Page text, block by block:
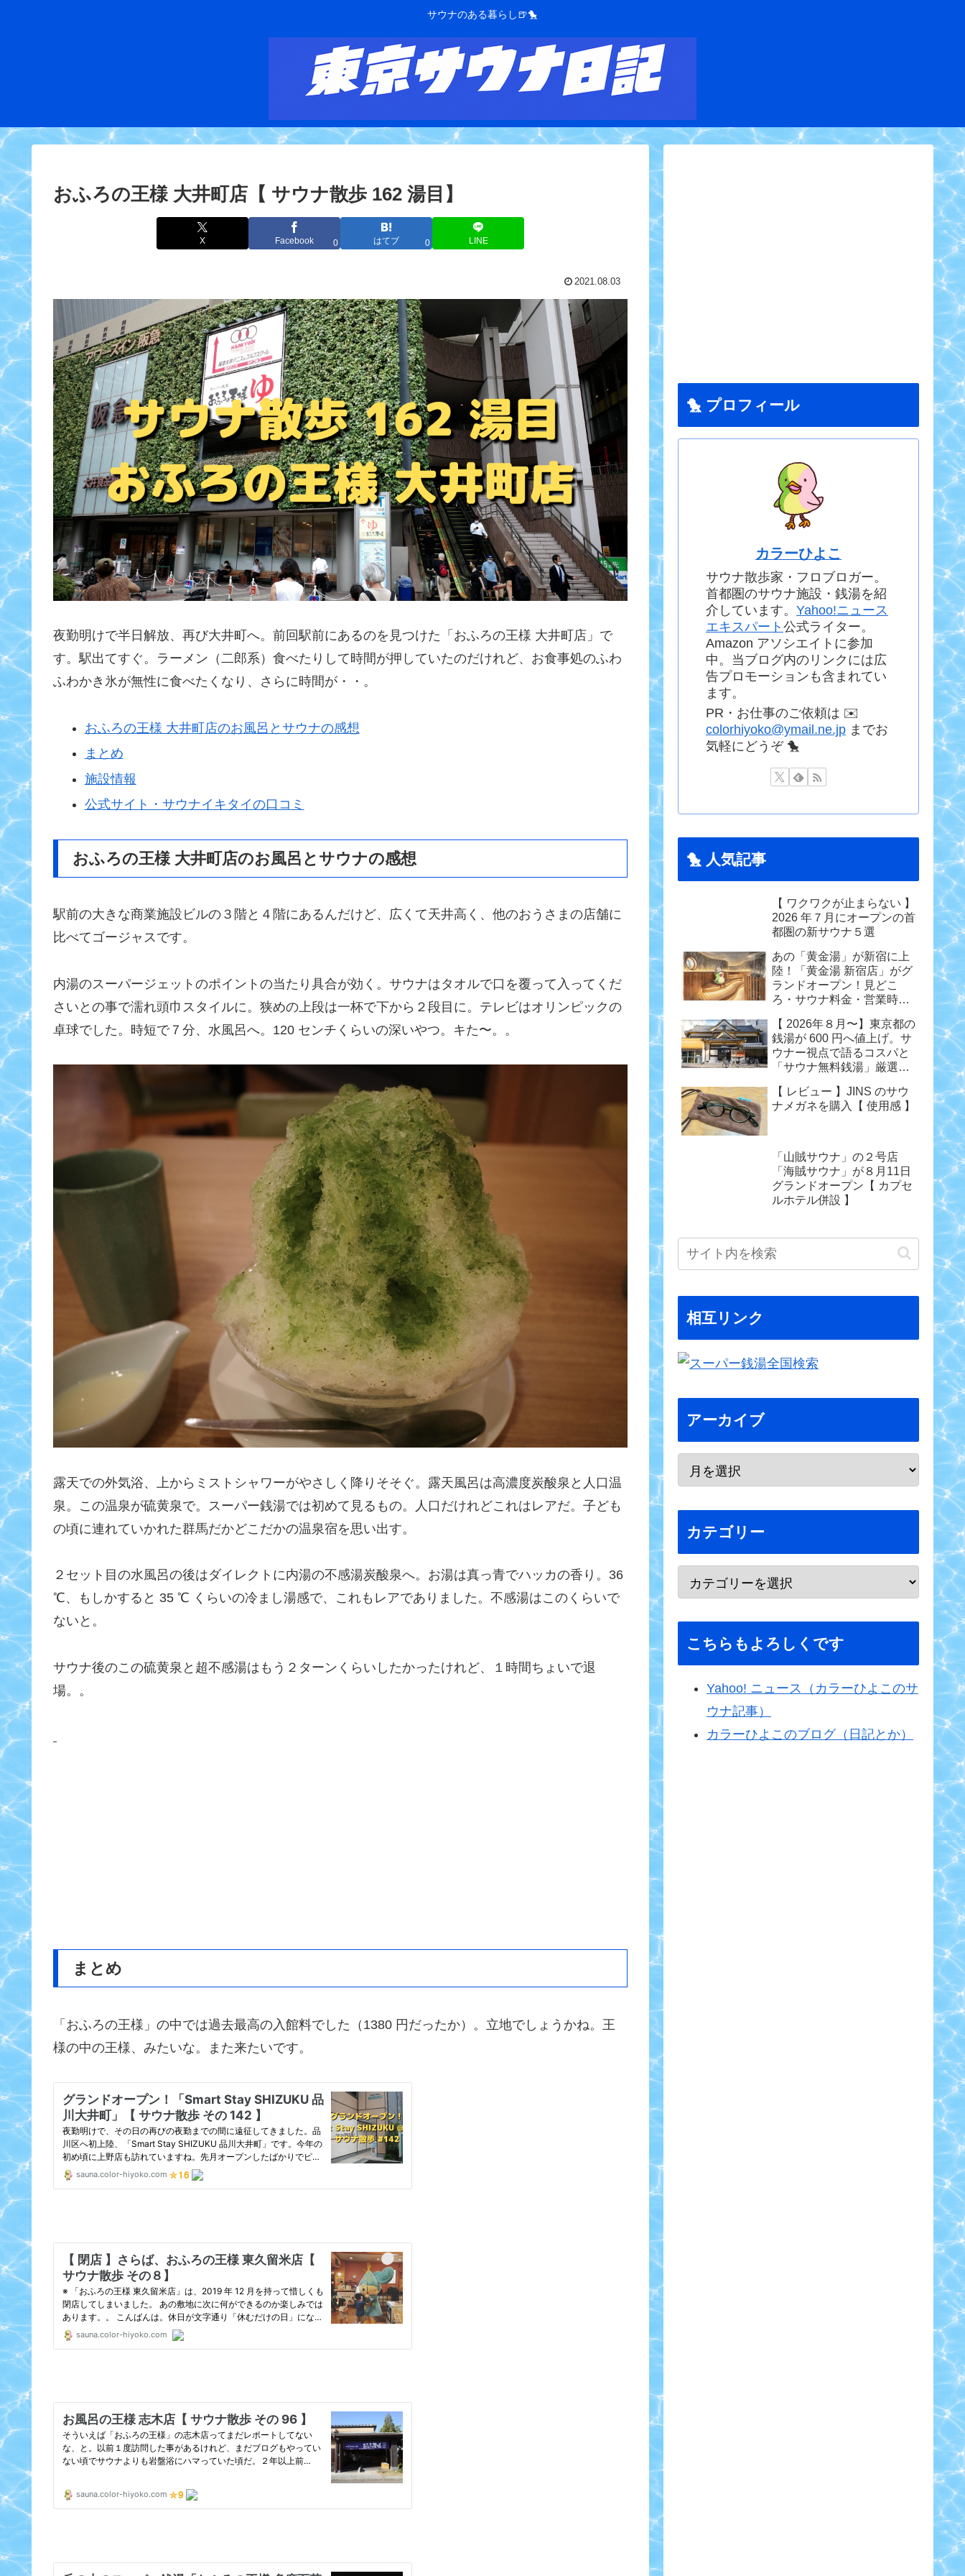
サウナのある暮らし🍺🐤
おふろの王様 大井町店【 サウナ散歩 162 湯目】
X Facebook 0 はてブ 0 LINE
2021.08.03
夜勤明けで半日解放、再び大井町へ。前回駅前にあるのを見つけた「おふろの王様 大井町店」で
す。駅出てすぐ。ラーメン（二郎系）食べたりして時間が押していたのだけれど、お食事処のふわ
ふわかき氷が無性に食べたくなり、さらに時間が・・。
おふろの王様 大井町店のお風呂とサウナの感想
まとめ
施設情報
公式サイト・サウナイキタイの口コミ
おふろの王様 大井町店のお風呂とサウナの感想
駅前の大きな商業施設ビルの３階と４階にあるんだけど、広くて天井高く、他のおうさまの店舗に
比べてゴージャスです。
内湯のスーパージェットのポイントの当たり具合が効く。サウナはタオルで口を覆って入ってくだ
さいとの事で濡れ頭巾スタイルに。狭めの上段は一杯で下から２段目に。テレビはオリンピックの
卓球でした。時短で７分、水風呂へ。120 センチくらいの深いやつ。キた〜。。
露天での外気浴、上からミストシャワーがやさしく降りそそぐ。露天風呂は高濃度炭酸泉と人口温
泉。この温泉が硫黄泉で。スーパー銭湯では初めて見るもの。人口だけれどこれはレアだ。子ども
の頃に連れていかれた群馬だかどこだかの温泉宿を思い出す。
２セット目の水風呂の後はダイレクトに内湯の不感湯炭酸泉へ。お湯は真っ青でハッカの香り。36
℃、もしかすると 35 ℃ くらいの冷まし湯感で、これもレアでありました。不感湯はこのくらいで
ないと。
サウナ後のこの硫黄泉と超不感湯はもう２ターンくらいしたかったけれど、１時間ちょいで退
場。。
まとめ
「おふろの王様」の中では過去最高の入館料でした（1380 円だったか）。立地でしょうかね。王
様の中の王様、みたいな。また来たいです。
🐤 プロフィール
カラーひよこ
サウナ散歩家・フロブロガー。
首都圏のサウナ施設・銭湯を紹
介しています。 Yahoo!ニュース
エキスパート 公式ライター。
Amazon アソシエイトに参加
中。当ブログ内のリンクには広
告プロモーションも含まれてい
ます。
PR・お仕事のご依頼は ✉️
colorhiyoko@ymail.ne.jp までお
気軽にどうぞ 🐤
🐤 人気記事
【 ワクワクが止まらない 】
2026 年７月にオープンの首
都圏の新サウナ５選
あの「黄金湯」が新宿に上
陸！「黄金湯 新宿店」がグ
ランドオープン！見どこ
ろ・サウナ料金・営業時間
【 2026年８月〜】東京都の
銭湯が 600 円へ値上げ。サ
ウナー視点で語るコスパと
「サウナ無料銭湯」厳選ま
【 レビュー 】JINS のサウ
ナメガネを購入【 使用感 】
「山賊サウナ」の２号店
「海賊サウナ」が８月11日
グランドオープン【 カプセ
ルホテル併設 】
相互リンク
アーカイブ
カテゴリー
こちらもよろしくです
Yahoo! ニュース（カラーひよこのサ
ウナ記事）
カラーひよこのブログ（日記とか）